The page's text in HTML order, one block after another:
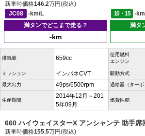
新車時価格146.2万円(税込)
JC08
-km/L 10・15
-
満タンでどこまで走る？
-km
満タ
排気量 659cc
使用燃料
エンジン
ミッション インパネCVT 駆動方式
最大出力 49ps/6500rpm 過給器（ターボ
生産期間
2014年12月～201
5年09月
燃費性能
660 ハイウェイスターX アンシャンテ 助手席
新車時価格155.5万円(税込)